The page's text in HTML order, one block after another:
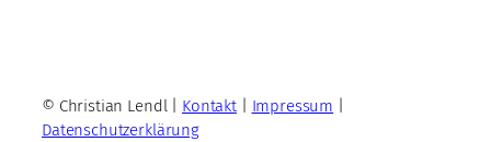
© Christian Lendl | Kontakt| Impressum
Datenschutzerklärung